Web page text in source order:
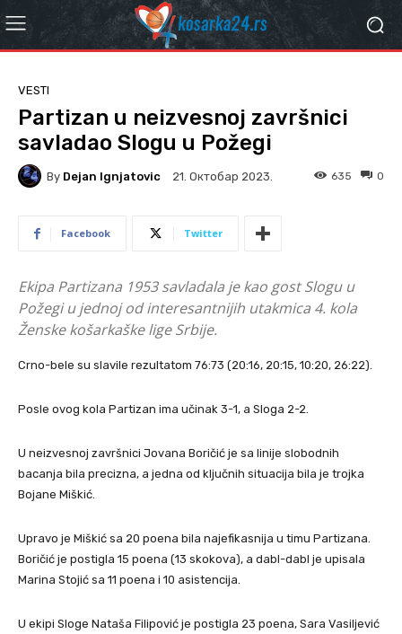
VESTI
Partizan u neizvesnoj završnici
savladao Slogu u Požegi
By Dejan Ignjatovic 21. Октобар 2023. 0
635
Facebook Twitter
Ekipa Partizana 1953 savladala je kao gost Slogu u
Požegi u jednoj od interesantnijih utakmica 4. kola
Ženske košarkaške lige Srbije.
Crno-bele su slavile rezultatom 76:73 (20:16, 20:15, 10:20, 26:22).
Posle ovog kola Partizan ima učinak 3-1, a Sloga 2-2.
U neizvesnoj završnici Jovana Boričić je sa linije slobodnih
bacanja bila precizna, a jedna od ključnih situacija bila je trojka
Bojane Miškić.
Upravo je Miškić sa 20 poena bila najefikasnija u timu Partizana.
Boričić je postigla 15 poena (13 skokova), a dabl-dabl je upisala
Marina Stojić sa 11 poena i 10 asistencija.
U ekipi Sloge Nataša Filipović je postigla 23 poena, Sara Vasiljević